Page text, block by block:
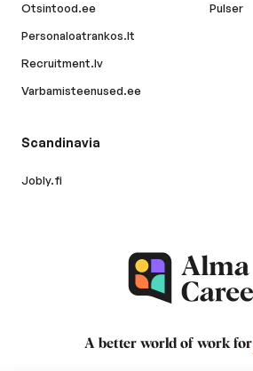
Otsintood.ee
Personaloatrankos.lt
Recruitment.lv
Varbamisteenused.ee
Pulser
Scandinavia
Jobly.fi
A better world of work for